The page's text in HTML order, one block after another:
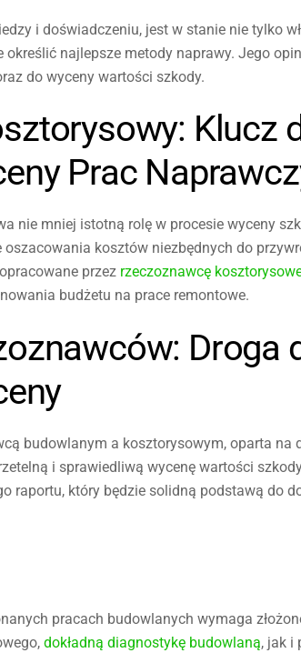
i doświadczeniu, jest w stanie nie tylko
najlepsze metody naprawy. Jego
do wyceny wartości szkody.
Klucz
Prac
nie mniej istotną rolę w procesie wyceny
kosztów niezbędnych do
przez rzeczoznawcę
budżetu na prace remontowe.
Droga
budowlanym a kosztorysowym, oparta na
i sprawiedliwą wycenę wartości
raportu, który będzie solidną podstawą do
pracach budowlanych wymaga
dokładną diagnostykę budowlaną, jak i